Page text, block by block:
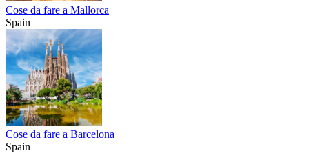
Cose da fare a Mallorca
Spain
Cose da fare a Barcelona
Spain